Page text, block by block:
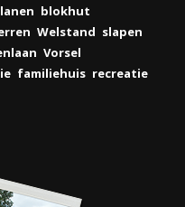
lanen blokhut
Welstand slapen
Vorsel
familiehuis recreatie